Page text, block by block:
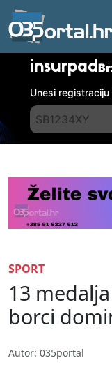
insurpad
Unesi
SPORT
13
borci
Autor: 035portal